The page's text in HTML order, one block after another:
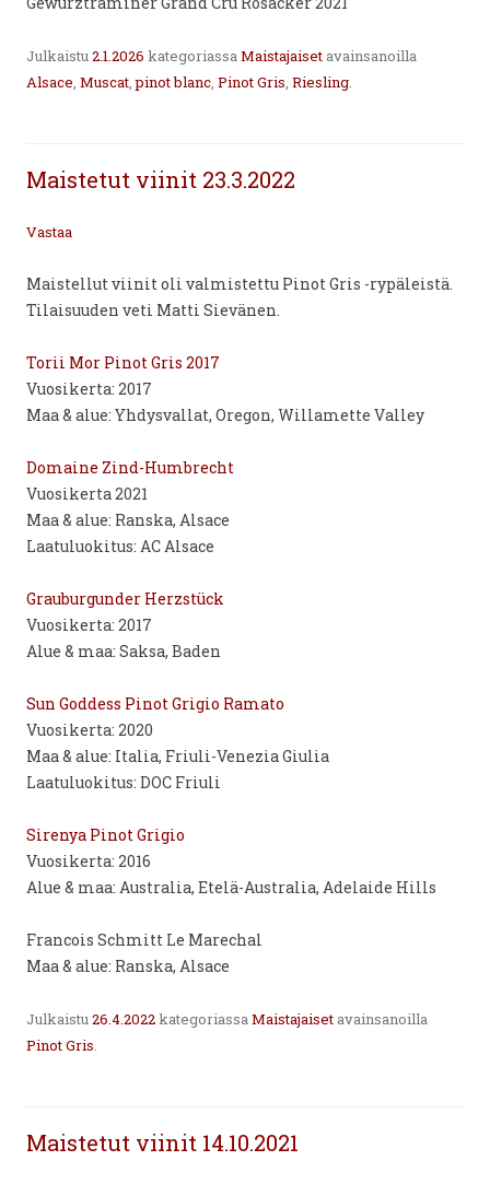
Julkaistu2.1.2026 kategoriassaMaistajaiset avainsanoilla
Alsace, Muscat,pinot blanc, Pinot Gris, Riesling.
Maistetut viinit 23.3.2022
Vastaa
Maistellut viinit oli valmistettu Pinot Gris -rypäleistä.
Tilaisuuden veti Matti Sievänen.
Torii Mor Pinot Gris 2017
Vuosikerta: 2017
Maa & alue: Yhdysvallat, Oregon, Willamette Valley
Domaine Zind-Humbrecht
Vuosikerta 2021
Maa & alue: Ranska, Alsace
Laatuluokitus: AC Alsace
Grauburgunder Herzstück
Vuosikerta: 2017
Alue & maa: Saksa, Baden
Sun Goddess Pinot Grigio Ramato
Vuosikerta: 2020
Maa & alue: Italia, Friuli-Venezia Giulia
Laatuluokitus: DOC Friuli
Sirenya Pinot Grigio
Vuosikerta: 2016
Alue & maa: Australia, Etelä-Australia, Adelaide Hills
Francois Schmitt Le Marechal
Maa & alue: Ranska, Alsace
Julkaistu26.4.2022kategoriassaMaistajaiset avainsanoilla
Pinot Gris.
Maistetut viinit 14.10.2021